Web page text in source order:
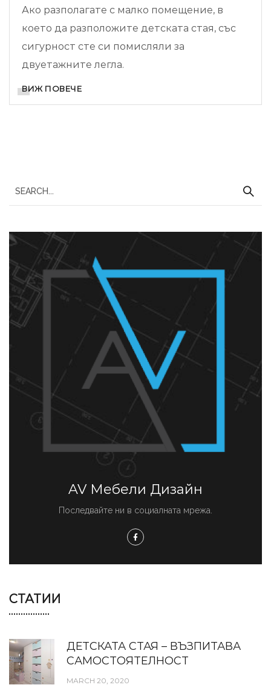
Ако разполагате с малко помещение, в
което да разположите детската стая, със
сигурност сте си помисляли за
двуетажните легла.
ВИЖ ПОВЕЧЕ
AV Мебели Дизайн
Последвайте ни в социалната мрежа.
СТАТИИ
ДЕТСКАТА СТАЯ – ВЪЗПИТАВА
САМОСТОЯТЕЛНОСТ
MARCH 20, 2020